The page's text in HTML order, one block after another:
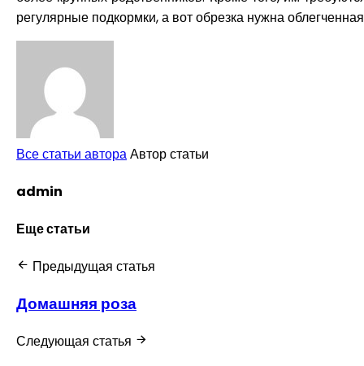
регулярные подкормки, а вот обрезка нужна
Все статьи автораАвтор статьи
admin
Еще статьи
Предыдущая статья
Домашняя роза
Следующая статья